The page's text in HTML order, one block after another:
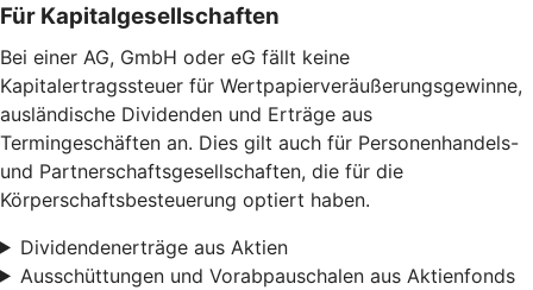
Für Kapitalgesellschaften
Bei einer AG, GmbH oder eG fällt keine
Kapitalertragssteuer für Wertpapierveräußerungsgewinne,
ausländische Dividenden und Erträge aus
Termingeschäften an. Dies gilt auch für Personenhandels-
und Partnerschaftsgesellschaften, die für die
Körperschaftsbesteuerung optiert haben.
Dividendenerträge aus Aktien
Ausschüttungen und Vorabpauschalen aus Aktienfonds